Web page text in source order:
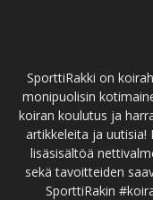
SporttiRakki on
monipuolisin
koiran koulutus ja
artikkeleita ja uutisia!
lisäsisältöä
sekä tavoitteiden
SporttiRakin